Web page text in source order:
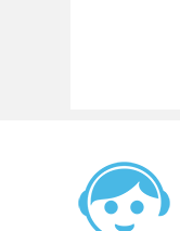
Diễn
Khoe